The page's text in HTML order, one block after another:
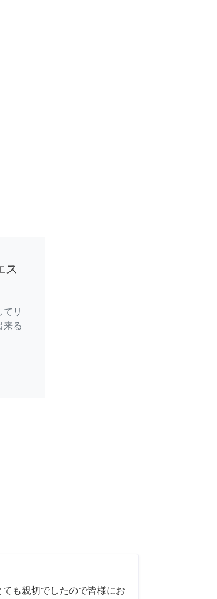
ス
リ
来る
も親切でしたので皆様にお